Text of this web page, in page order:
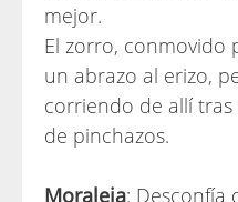
mejor.
El zorro, conmovido
un abrazo al erizo,
corriendo de allí
de pinchazos.
Moraleja: Desconfía